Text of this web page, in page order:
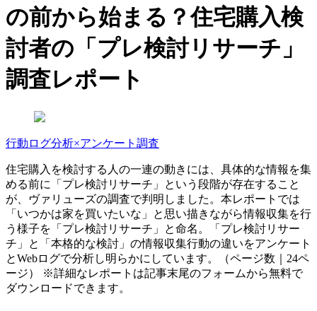
の前から始まる？住宅購入検
討者の「プレ検討リサーチ」
調査レポート
行動ログ分析×アンケート調査
住宅購入を検討する人の一連の動きには、具体的な情報を集
める前に「プレ検討リサーチ」という段階が存在すること
が、ヴァリューズの調査で判明しました。本レポートでは
「いつかは家を買いたいな」と思い描きながら情報収集を行
う様子を「プレ検討リサーチ」と命名。「プレ検討リサー
チ」と「本格的な検討」の情報収集行動の違いをアンケート
とWebログで分析し明らかにしています。（ページ数｜24ペ
ージ） ※詳細なレポートは記事末尾のフォームから無料で
ダウンロードできます。